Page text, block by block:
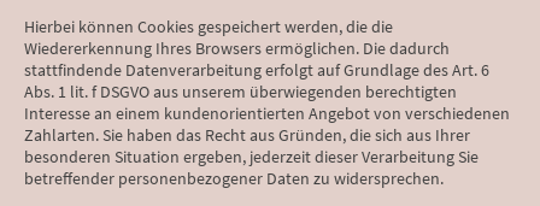
Hierbei können Cookies gespeichert werden, die die
Wiedererkennung Ihres Browsers ermöglichen. Die dadurch
stattfindende Datenverarbeitung erfolgt auf Grundlage des Art. 6
Abs. 1 lit. f DSGVO aus unserem überwiegenden berechtigten
Interesse an einem kundenorientierten Angebot von verschiedenen
Zahlarten. Sie haben das Recht aus Gründen, die sich aus Ihrer
besonderen Situation ergeben, jederzeit dieser Verarbeitung Sie
betreffender personenbezogener Daten zu widersprechen.